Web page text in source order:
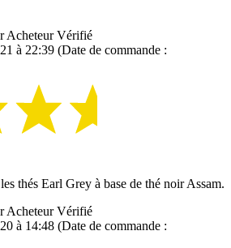
Acheteur Vérifié
à 22:39 (Date de commande :
thés Earl Grey à base de thé noir Assam.
Acheteur Vérifié
à 14:48 (Date de commande :